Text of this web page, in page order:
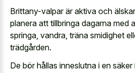
Brittany-valpar är aktiva och
planera att tillbringa dagarna med
springa, vandra, träna smidighet
trädgården.
De bör hållas inneslutna i en